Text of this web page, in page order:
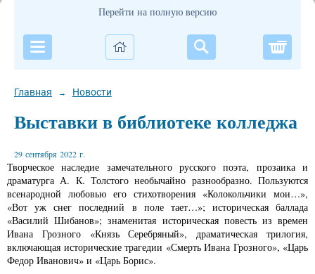
Перейти на полную версию
Главная → Новости
Выставки в библиотеке колледжа
29 сентября 2022 г.
Творческое наследие замечательного русского поэта, прозаика и
драматурга А. К. Толстого необычайно разнообразно. Пользуются
всенародной любовью его стихотворения «Колокольчики мои…»,
«Вот уж снег последний в поле тает…»; историческая баллада
«Василий Шибанов»; знаменитая историческая повесть из времен
Ивана Грозного «Князь Серебряный», драматическая трилогия,
включающая исторические трагедии «Смерть Ивана Грозного», «Царь
Федор Иванович» и «Царь Борис».